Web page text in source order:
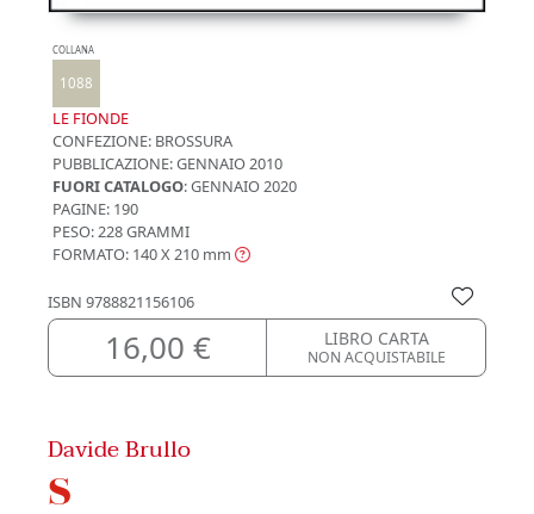
COLLANA
1088
LE FIONDE
CONFEZIONE: BROSSURA
PUBBLICAZIONE:GENNAIO 2010
FUORI CATALOGO: GENNAIO 2020
PAGINE: 190
PESO: 228 GRAMMI
FORMATO: 140 X 210 mm
ISBN 9788821156106
16,00 € LIBRO CARTA
NON ACQUISTABILE
Davide Brullo
S